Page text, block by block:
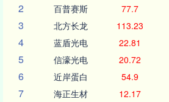
2 百普赛斯 77.7
3 北方长龙 113.23
4 蓝盾光电 22.81
5 信濠光电 20.72
6 近岸蛋白 54.9
7 海正生材 12.17